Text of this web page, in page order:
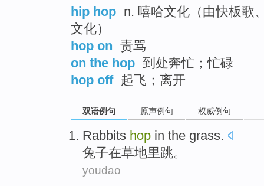
hip hop n. 嘻哈文化（由快板歌
文化）
hop on 责骂
on the hop 到处奔忙；忙碌
hop off 起飞；离开
双语例句 原声例句 权威例句
Rabbits hop in the grass.
兔子在草地里跳。
youdao